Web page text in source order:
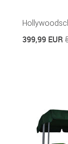
399,99 EUR